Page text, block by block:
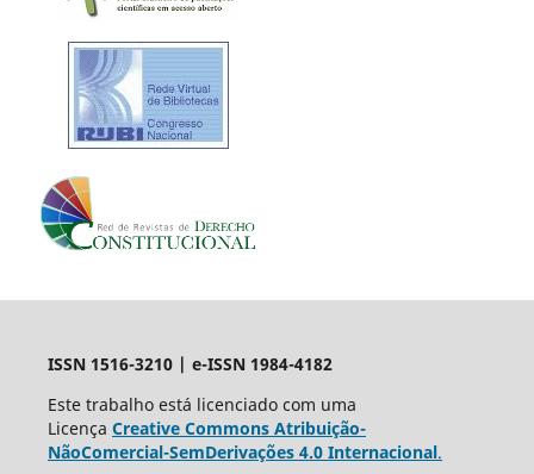
ISSN 1516-3210 | e-ISSN 1984-4182
Este trabalho está licenciado com uma
Licença Creative Commons Atribuição-
NãoComercial-SemDerivações 4.0 Internacional.